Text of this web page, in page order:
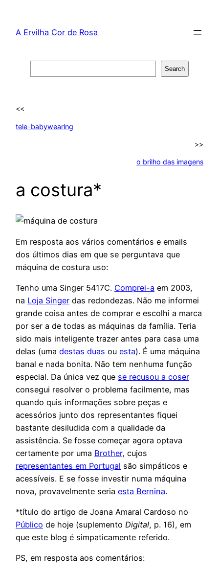
content
A Ervilha Cor de Rosa
Search
<<
tele-babywearing
>>
o brilho das imagens
a costura*
Em resposta aos vários comentários e emails
dos últimos dias em que se perguntava que
máquina de costura uso:
Tenho uma Singer 5417C. Comprei-a em 2003,
na Loja Singer das redondezas. Não me informei
grande coisa antes de comprar e escolhi a marca
por ser a de todas as máquinas da família. Teria
sido mais inteligente trazer antes para casa uma
delas (uma destas duas ou esta). É uma máquina
banal e nada bonita. Não tem nenhuma função
especial. Da única vez que se recusou a coser
consegui resolver o problema facilmente, mas
quando quis informações sobre peças e
acessórios junto dos representantes fiquei
bastante desiludida com a qualidade da
assistência. Se fosse começar agora optava
certamente por uma Brother, cujos
representantes em Portugal são simpáticos e
acessíveis. E se fosse investir numa máquina
nova, provavelmente seria esta Bernina.
*título do artigo de Joana Amaral Cardoso no
Público de hoje (suplemento Digital, p. 16), em
que este blog é simpaticamente referido.
PS, em resposta aos comentários: